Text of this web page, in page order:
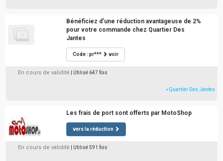
Bénéficiez d'une réduction avantageuse de 2%
pour votre commande chez Quartier Des
Jantes
Code : pr*** voir
En cours de validité | Utilisé 647 fois
» Quartier Des Jantes
Les frais de port sont offerts par MotoShop
vers la réduction
En cours de validité | Utilisé 591 fois